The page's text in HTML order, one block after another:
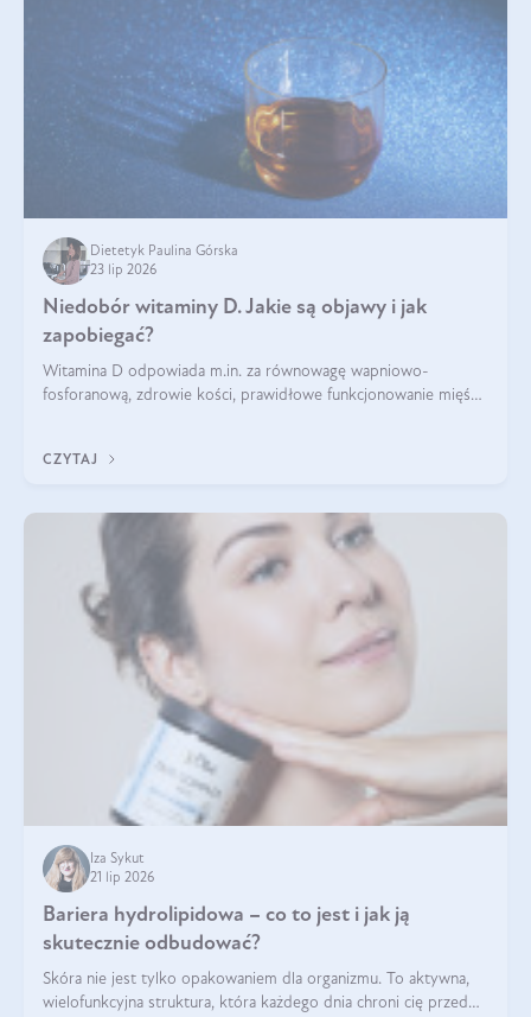
Dietetyk Paulina Górska
23 lip 2026
Niedobór witaminy D. Jakie są objawy i jak
zapobiegać?
Witamina D odpowiada m.in. za równowagę wapniowo-
fosforanową, zdrowie kości, prawidłowe funkcjonowanie mięśni
problemem.
CZYTAJ
Iza Sykut
21 lip 2026
Bariera hydrolipidowa – co to jest i jak ją
skutecznie odbudować?
Skóra nie jest tylko opakowaniem dla organizmu. To aktywna,
wielofunkcyjna struktura, która każdego dnia chroni cię przed